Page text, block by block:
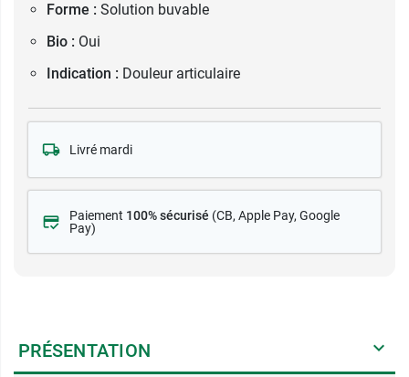
Forme : Solution buvable
Bio : Oui
Indication : Douleur articulaire
Livré mardi
Paiement 100% sécurisé (CB, Apple Pay, Google
Pay)
PRÉSENTATION